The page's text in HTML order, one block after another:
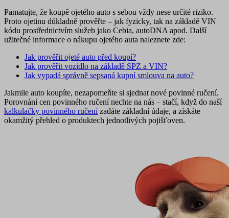
Pamatujte, že koupě ojetého auto s sebou vždy nese určité riziko.
Proto ojetinu důkladně prověřte – jak fyzicky, tak na základě VIN
kódu prostřednictvím služeb jako Cebia, autoDNA apod. Další
užitečné informace o nákupu ojetého auta naleznete zde:
Jak prověřit ojeté auto před koupí?
Jak prověřit vozidlo na základě SPZ a VIN?
Jak vypadá správně sepsaná kupní smlouva na auto?
Jakmile auto koupíte, nezapomeňte si sjednat nové povinné ručení.
Porovnání cen povinného ručení nechte na nás – stačí, když do naší
kalkulačky povinného ručenízadáte základní údaje, a získáte
okamžitý přehled o produktech jednotlivých pojišťoven.